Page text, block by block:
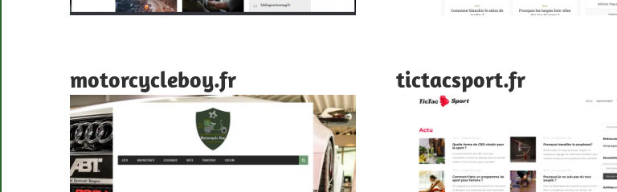
motorcycleboy.fr tictacsport.fr